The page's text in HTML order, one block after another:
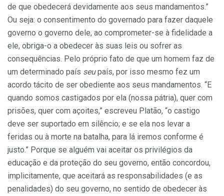
de que obedecerá devidamente aos seus mandamentos.”
Ou seja: o consentimento do governado para fazer daquele
governo o governo dele, ao comprometer-se à fidelidade a
ele, obriga-o a obedecer às suas leis ou sofrer as
consequências. Pelo próprio fato de que um homem faz de
um determinado país seupaís, por isso mesmo fez um
acordo tácito de ser obediente aos seus mandamentos. “E
quando somos castigados por ela (nossa pátria), quer com
prisões, quer com açoites,” escreveu Platão, “o castigo
deve ser suportado em silêncio; e se ela nos levar a
feridas ou à morte na batalha, para lá iremos conforme é
justo.” Porque se alguém vai aceitar os privilégios da
educação e da proteção do seu governo, então concordou,
implicitamente, que aceitará as responsabilidades (e as
penalidades) do seu governo, no sentido de obedecer às